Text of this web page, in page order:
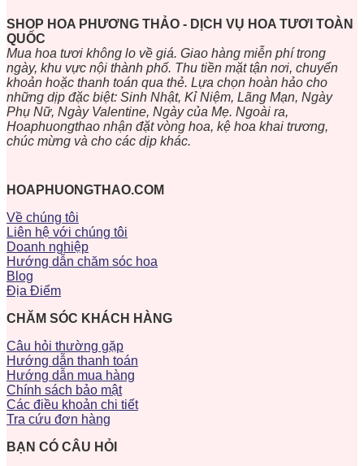
SHOP HOA PHƯƠNG THẢO - DỊCH VỤ HOA TƯƠI TOÀN
QUỐC
Mua hoa tươi không lo về giá. Giao hàng miễn phí trong
ngày, khu vực nội thành phố. Thu tiền mặt tận nơi, chuyển
khoản hoặc thanh toán qua thẻ. Lựa chọn hoàn hảo cho
những dịp đặc biệt: Sinh Nhật, Kỉ Niệm, Lãng Mạn, Ngày
Phụ Nữ, Ngày Valentine, Ngày của Mẹ. Ngoài ra,
Hoaphuongthao nhận đặt vòng hoa, kệ hoa khai trương,
chúc mừng và cho các dịp khác.
HOAPHUONGTHAO.COM
Về chúng tôi
Liên hệ với chúng tôi
Doanh nghiệp
Hướng dẫn chăm sóc hoa
Blog
Địa Điểm
CHĂM SÓC KHÁCH HÀNG
Câu hỏi thường gặp
Hướng dẫn thanh toán
Hướng dẫn mua hàng
Chính sách bảo mật
Các điều khoản chi tiết
Tra cứu đơn hàng
BẠN CÓ CÂU HỎI